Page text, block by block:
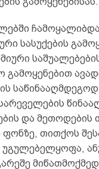
სასუქების
გამოყენებით
და მეთოდების
ფონზე, თითქოს
უგულებელყოფა,